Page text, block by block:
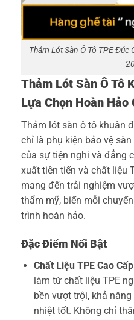
Thảm Lót Sàn Ô Tô TPE
Thảm Lót Sàn Ô Tô
Lựa Chọn Hoàn
Thảm lót sàn ô tô khuân
chỉ là phụ kiện bảo vệ
của sự tiện nghi và đẳng
xuất tiên tiến và chất liệu
mang đến trải nghiệm
thẩm mỹ, biến mỗi
trình hoàn hảo.
Đặc Điểm Nổi Bật
Chất Liệu TPE Cao Cấp
làm từ chất liệu TPE
bền vượt trội, khả
nhiệt tốt. Không chỉ